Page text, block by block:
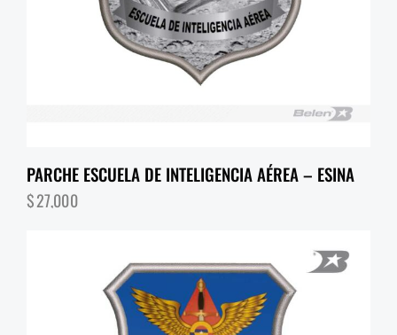
PARCHE ESCUELA DE INTELIGENCIA AÉREA – ESINA
$27,000